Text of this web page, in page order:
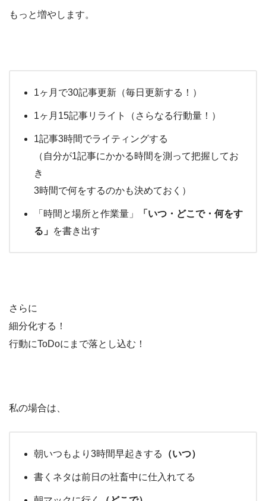
もっと増やします。
1ヶ月で30記事更新（毎日更新する！）
1ヶ月15記事リライト（さらなる行動量！）
1記事3時間でライティングする
（自分が1記事にかかる時間を測って把握してお
き
3時間で何をするのかも決めておく）
「時間と場所と作業量」
「いつ・どこで・何をす
る」 を書き出す
さらに
細分化する！
行動にToDoにまで落とし込む！
私の場合は、
朝いつもより3時間早起きする （いつ）
書くネタは前日の社畜中に仕入れてる